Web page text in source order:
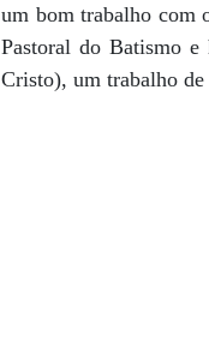
um bom trabalho com
Pastoral do Batismo
Cristo), um trabalho